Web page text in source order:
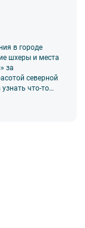
в городе
шхеры и места
за
северной
что-то